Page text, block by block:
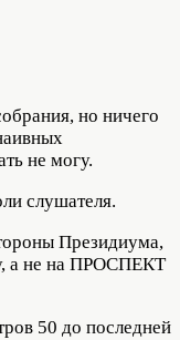
но ничего
не могу.
слушателя.
Президиума,
а не на ПРОСПЕКТ
50 до последней